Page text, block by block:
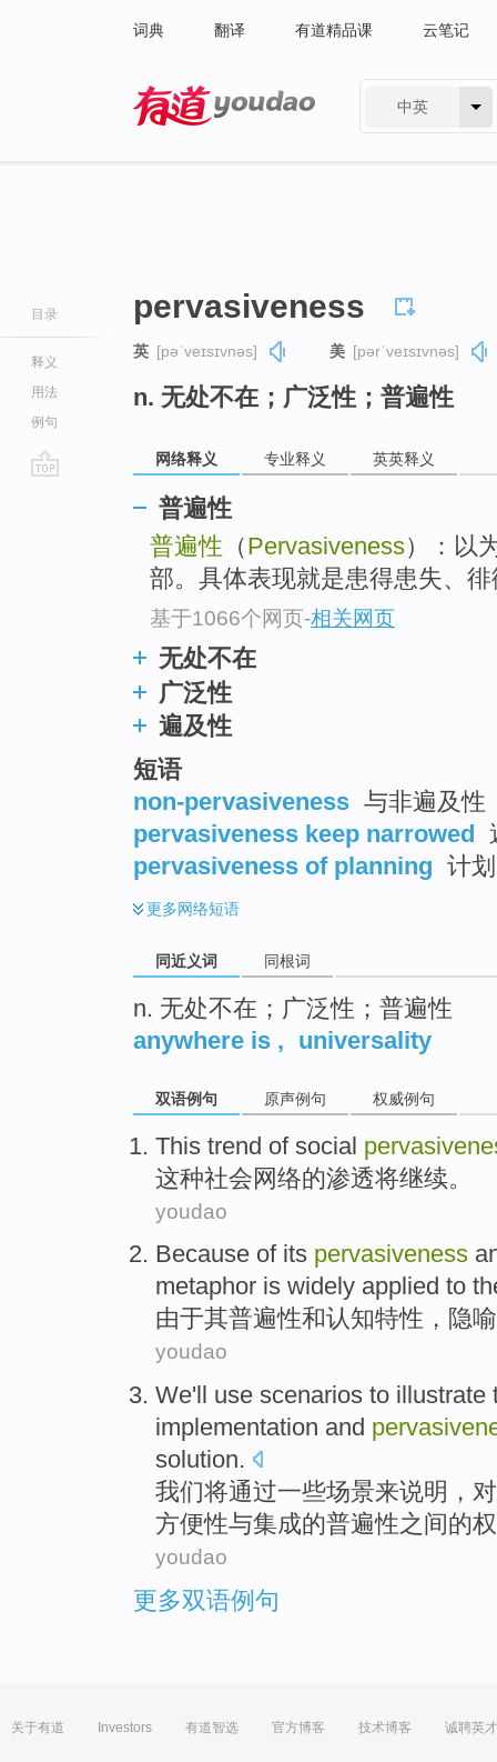
词典 翻译 有道精品课 云笔记
中英
目录
释义
用法
例句
pervasiveness
英 [pəˈveɪsɪvnəs] 美 [pərˈveɪsɪvnəs]
n. 无处不在；广泛性；普遍性
网络释义 专业释义 英英释义
普遍性
普遍性 （Pervasiveness）：以
部。具体表现就是患得患失、
基于1066个网页-相关网页
无处不在
广泛性
遍及性
短语
non-pervasiveness 与非遍及性
pervasiveness keep narrowed
pervasiveness of planning 计
更多网络短语
同近义词 同根词
n. 无处不在；广泛性；普遍性
anywhere is , universality
双语例句 原声例句 权威例句
This trend of social
这种社会网络的渗透将继续。
youdao
Because of its pervasiveness
metaphor is widely applied to
由于其普遍性和认知特性 ， 隐喻
youdao
We'll use scenarios to illustrate
implementation and
solution.
我们将通过一些场景来说明 ，
方便性与集成的普遍性之间的
youdao
更多双语例句
关于有道 Investors 有道智选 官方博客 技术博客 诚聘英才